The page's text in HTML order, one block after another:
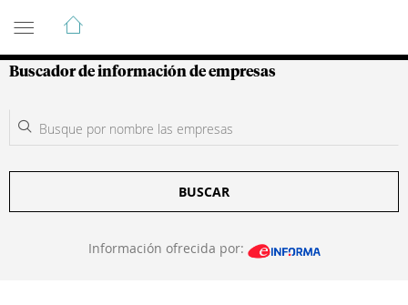
Guía de Empresas Colombianas
Buscador de información de empresas
BUSCAR
Información ofrecida por: